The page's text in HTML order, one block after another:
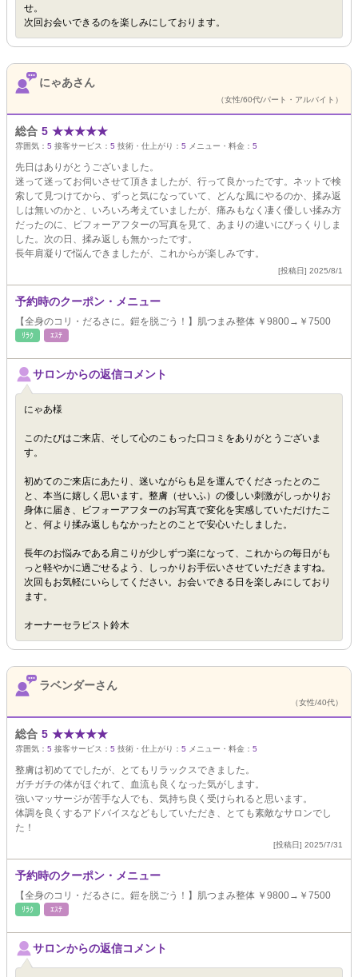
せ。
次回お会いできるのを楽しみにしております。
にゃあさん
（女性/60代/パート・アルバイト）
総合 5 ★★★★★
雰囲気： 5 接客サービス： 5 技術・仕上がり： 5 メニュー・料金： 5
先日はありがとうございました。
迷って迷ってお伺いさせて頂きましたが、行って良かったです。ネットで検
索して見つけてから、ずっと気になっていて、どんな風にやるのか、揉み返
しは無いのかと、いろいろ考えていましたが、痛みもなく凄く優しい揉み方
だったのに、ビフォーアフターの写真を見て、あまりの違いにびっくりしま
した。次の日、揉み返しも無かったです。
長年肩凝りで悩んできましたが、これからが楽しみです。
[投稿日] 2025/8/1
予約時のクーポン・メニュー
【全身のコリ・だるさに。鎧を脱ごう！】肌つまみ整体 ￥9800→￥7500
ﾘﾗｸ ｴｽﾃ
サロンからの返信コメント
にゃあ様
このたびはご来店、そして心のこもった口コミをありがとうございま
す。
初めてのご来店にあたり、迷いながらも足を運んでくださったとのこ
と、本当に嬉しく思います。整膚（せいふ）の優しい刺激がしっかりお
身体に届き、ビフォーアフターのお写真で変化を実感していただけたこ
と、何より揉み返しもなかったとのことで安心いたしました。
長年のお悩みである肩こりが少しずつ楽になって、これからの毎日がも
っと軽やかに過ごせるよう、しっかりお手伝いさせていただきますね。
次回もお気軽にいらしてください。お会いできる日を楽しみにしており
ます。
オーナーセラピスト鈴木
ラベンダーさん
（女性/40代）
総合 5 ★★★★★
雰囲気： 5 接客サービス： 5 技術・仕上がり： 5 メニュー・料金： 5
整膚は初めてでしたが、とてもリラックスできました。
ガチガチの体がほぐれて、血流も良くなった気がします。
強いマッサージが苦手な人でも、気持ち良く受けられると思います。
体調を良くするアドバイスなどもしていただき、とても素敵なサロンでし
た！
[投稿日] 2025/7/31
予約時のクーポン・メニュー
【全身のコリ・だるさに。鎧を脱ごう！】肌つまみ整体 ￥9800→￥7500
ﾘﾗｸ ｴｽﾃ
サロンからの返信コメント